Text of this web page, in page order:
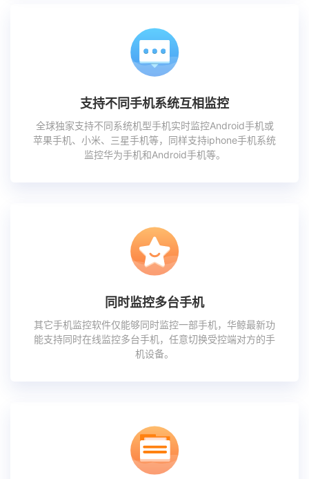
支持不同手机系统互相监控
全球独家支持不同系统机型手机实时监控Android手机或
苹果手机、小米、三星手机等，同样支持iphone手机系统
监控华为手机和Android手机等。
同时监控多台手机
其它手机监控软件仅能够同时监控一部手机，华鲸最新功
能支持同时在线监控多台手机，任意切换受控端对方的手
机设备。